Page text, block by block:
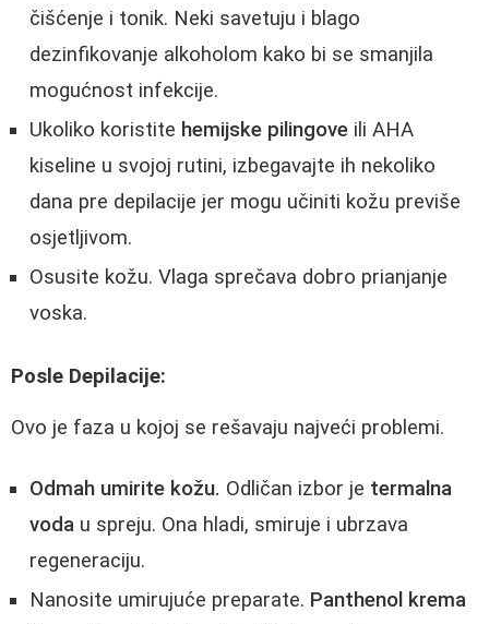
čišćenje i tonik. Neki savetuju i blago
dezinfikovanje alkoholom kako bi se smanjila
mogućnost infekcije.
Ukoliko koristite hemijske pilingove ili AHA
kiseline u svojoj rutini, izbegavajte ih nekoliko
dana pre depilacije jer mogu učiniti kožu previše
osjetljivom.
Osusite kožu. Vlaga sprečava dobro prianjanje
voska.
Posle Depilacije:
Ovo je faza u kojoj se rešavaju najveći problemi.
Odmah umirite kožu. Odličan izbor je termalna
voda u spreju. Ona hladi, smiruje i ubrzava
regeneraciju.
Nanosite umirujuće preparate. Panthenol krema